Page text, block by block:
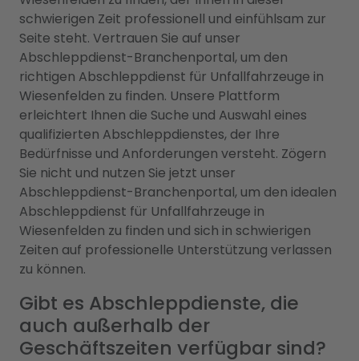
schwierigen Zeit professionell und einfühlsam zur
Seite steht. Vertrauen Sie auf unser
Abschleppdienst-Branchenportal, um den
richtigen Abschleppdienst für Unfallfahrzeuge in
Wiesenfelden zu finden. Unsere Plattform
erleichtert Ihnen die Suche und Auswahl eines
qualifizierten Abschleppdienstes, der Ihre
Bedürfnisse und Anforderungen versteht. Zögern
Sie nicht und nutzen Sie jetzt unser
Abschleppdienst-Branchenportal, um den idealen
Abschleppdienst für Unfallfahrzeuge in
Wiesenfelden zu finden und sich in schwierigen
Zeiten auf professionelle Unterstützung verlassen
zu können.
Gibt es Abschleppdienste, die
auch außerhalb der
Geschäftszeiten verfügbar sind?